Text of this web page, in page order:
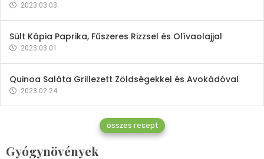
2023.03.03.
Sült Kápia Paprika, Fűszeres Rizzsel és Olívaolajjal
2023.03.01.
Quinoa Saláta Grillezett Zöldségekkel és Avokádóval
2023.02.24.
összes recept
Gyógynövények
Gyógynövények
Mindent a petrezselyemről
2023.12.21.